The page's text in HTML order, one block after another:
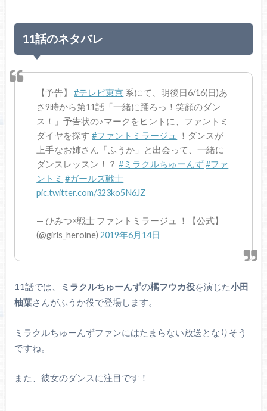
11話のネタバレ
【予告】#テレビ東京 系にて、明後日6/16(日)あ
さ9時から第11話「一緒に踊ろっ！笑顔のダン
ス！」予告状の♪マークをヒントに、ファントミ
ダイヤを探す#ファントミラージュ
！ダンスが
上手なお姉さん「ふうか」と出会って、一緒に
ダンスレッスン！？#ミラクルちゅーんず#ファ
ントミ #ガールズ戦士
pic.twitter.com/323ko5N6JZ
— ひみつ×戦士 ファントミラージュ ！【公式】
(@girls_heroine)2019年6月14日
11話では、 ミラクルちゅーんずの橘フウカ役を演じた小田
柚葉さんがふうか役で登場します。
ミラクルちゅーんずファンにはたまらない放送となりそう
ですね。
また、彼女のダンスに注目です！